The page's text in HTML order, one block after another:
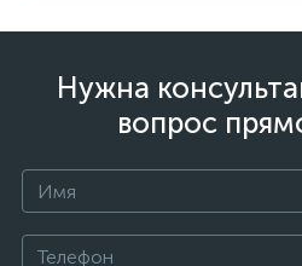
Нужна
вопрос